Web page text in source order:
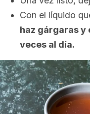
Con el líquido
haz gárgaras y
veces al día.